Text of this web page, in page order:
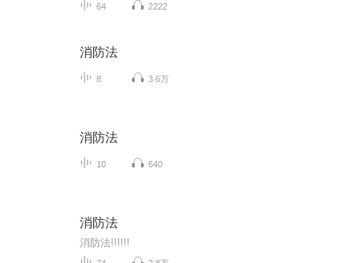
64 2222
消防法
8 3.6万
消防法
10 640
消防法
消防法!!!!!!